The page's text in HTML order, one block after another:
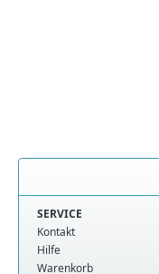
SERVICE
Kontakt
Hilfe
Warenkorb